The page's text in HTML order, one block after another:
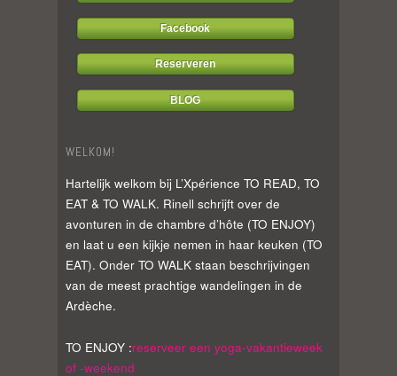
Facebook
Reserveren
BLOG
WELKOM!
Hartelijk welkom bij L’Xpérience TO READ, TO
EAT & TO WALK. Rinell schrijft over de
avonturen in de chambre d’hôte (TO ENJOY)
en laat u een kijkje nemen in haar keuken (TO
EAT). Onder TO WALK staan beschrijvingen
van de meest prachtige wandelingen in de
Ardèche.
TO ENJOY :reserveer een yoga-vakantieweek
of -weekend